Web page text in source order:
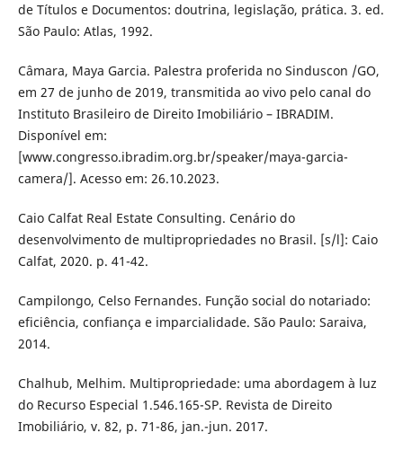
de Títulos e Documentos: doutrina, legislação, prática. 3. ed.
São Paulo: Atlas, 1992.
Câmara, Maya Garcia. Palestra proferida no Sinduscon /GO,
em 27 de junho de 2019, transmitida ao vivo pelo canal do
Instituto Brasileiro de Direito Imobiliário – IBRADIM.
Disponível em:
[www.congresso.ibradim.org.br/speaker/maya-garcia-
camera/]. Acesso em: 26.10.2023.
Caio Calfat Real Estate Consulting. Cenário do
desenvolvimento de multipropriedades no Brasil. [s/l]: Caio
Calfat, 2020. p. 41-42.
Campilongo, Celso Fernandes. Função social do notariado:
eficiência, confiança e imparcialidade. São Paulo: Saraiva,
2014.
Chalhub, Melhim. Multipropriedade: uma abordagem à luz
do Recurso Especial 1.546.165-SP. Revista de Direito
Imobiliário, v. 82, p. 71-86, jan.-jun. 2017.